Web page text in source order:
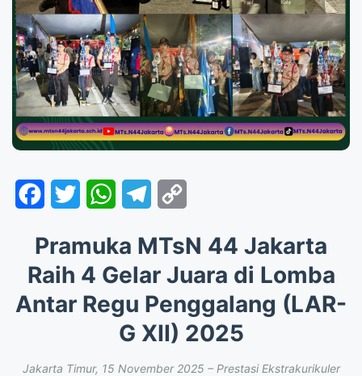
Facebook
Twitter WhatsAppTelegram
Pramuka MTsN 44 Jakarta
Raih 4 Gelar Juara di Lomba
Antar Regu Penggalang (LAR-
G XII) 2025
Jakarta Timur, 15 November 2025 – Prestasi Ekstrakurikuler